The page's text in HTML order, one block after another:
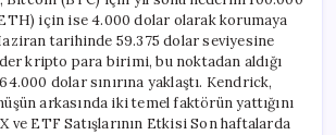
için ise 4.000 dolar olarak korumaya
tarihinde 59.375 dolar seviyesine
kripto para birimi, bu noktadan aldığı
dolar sınırına yaklaştı. Kendrick,
arkasında iki temel faktörün yattığını
ve ETF Satışlarının Etkisi Son haftalarda